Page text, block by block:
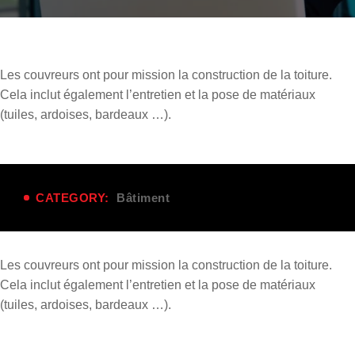
Les couvreurs ont pour mission la construction de la toiture.
Cela inclut également l’entretien et la pose de matériaux
(tuiles, ardoises, bardeaux …).
CATEGORY: Bâtiment
Les couvreurs ont pour mission la construction de la toiture.
Cela inclut également l’entretien et la pose de matériaux
(tuiles, ardoises, bardeaux …).